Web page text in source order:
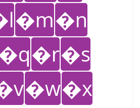
�m�n
�r�s
�w�x